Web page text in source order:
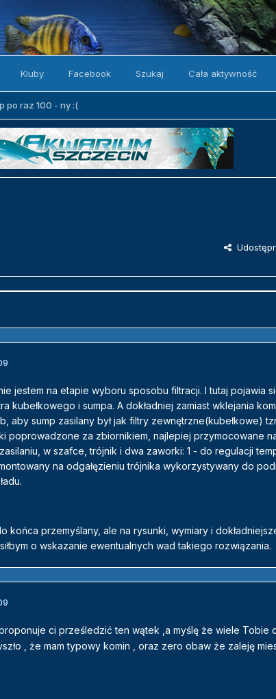
Kluby Facebook Szukaj Cała aktywność
po raz 100 - ny :(
jestem na etapie wyboru sposobu filtracji. I tutaj pojawia
kubełkowego i sumpa. A dokładniej zamiast wklejania
aby sump zasilany był jak filtry zewnętrzne(kubełkowe)
poprowadzone za zbiornikiem, najlepiej przymocowane
w szafce, trójnik i dwa zaworki: 1 - do regulacji
na odgałęzieniu trójnika wykorzystywany do
końca przemyślany, ale na rysunki, wymiary i
o wskazanie ewentualnych wad takiego rozwiązania.
ci prześledzić ten wątek ,a myślę że wiele Tobie
, że mam typowy komin , oraz zero obaw że zaleję